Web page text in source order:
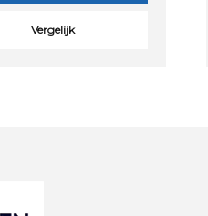
Vergelijk